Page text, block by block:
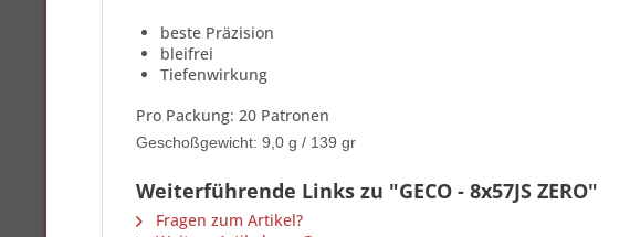
beste Präzision
bleifrei
Tiefenwirkung
Pro Packung: 20 Patronen
Geschoßgewicht: 9,0 g / 139 gr
Weiterführende Links zu "GECO - 8x57JS ZERO"
Fragen zum Artikel?